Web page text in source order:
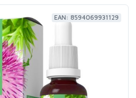
EAN: 8594069931129